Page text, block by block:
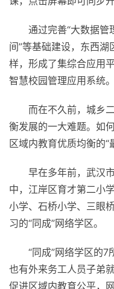
通过完善“大数据管
间”等基础建设，东西
样，形成了集综合应用
智慧校园管理应用系统。
而在不久前，城乡
衡发展的一大难题。如
区域内教育优质均衡的“
早在多年前，武汉
中，江岸区育才第二小
小学、石桥小学、三眼
习的“同成”网络学区。
“同成”网络学区的7
也有外来务工人员子弟
促进区域内教育公平，